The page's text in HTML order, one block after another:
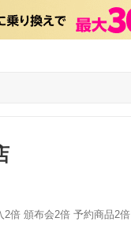
2倍 頒布会2倍 予約商品2倍